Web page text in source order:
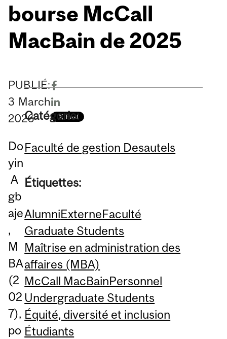
bourse McCall
MacBain de 2025
PUBLIÉ:
3 March
2026
Do
yin
A
gb
aje
,
M
BA
(2
02
7),
po
Catégorie:
Faculté de gestion Desautels
Étiquettes:
AlumniExterneFaculté
Graduate Students
Maîtrise en administration des
affaires (MBA)
McCall MacBainPersonnel
Undergraduate Students
Équité, diversité et inclusion
Étudiants